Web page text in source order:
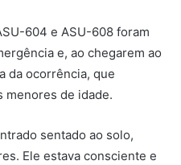
604 e ASU-608 foram
e, ao chegarem ao
da ocorrência, que
menores de idade.
sentado ao solo,
Ele estava consciente e